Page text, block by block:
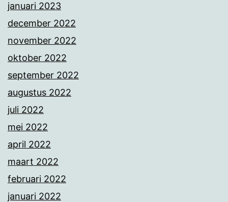
januari 2023
december 2022
november 2022
oktober 2022
september 2022
augustus 2022
juli 2022
mei 2022
april 2022
maart 2022
februari 2022
januari 2022